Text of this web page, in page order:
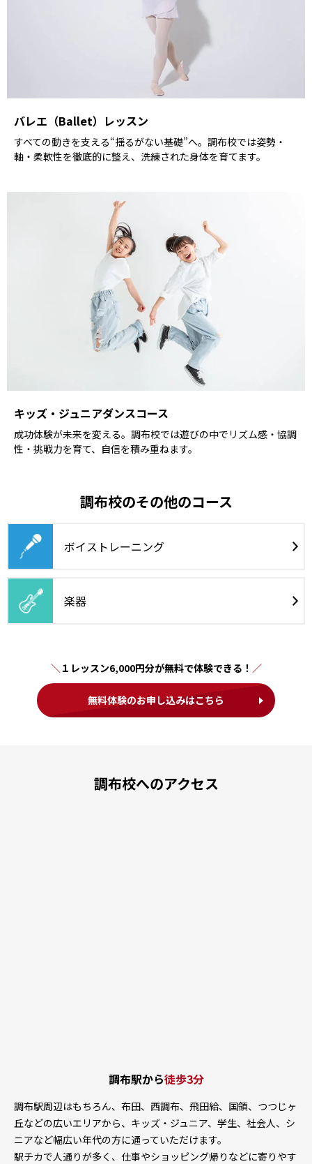
バレエ（Ballet）レッスン
すべての動きを支える“揺るがない基礎”へ。調布校では姿勢・
軸・柔軟性を徹底的に整え、洗練された身体を育てます。
キッズ・ジュニアダンスコース
成功体験が未来を変える。調布校では遊びの中でリズム感・協調
性・挑戦力を育て、自信を積み重ねます。
調布校のその他のコース
ボイストレーニング
楽器
１レッスン6,000円分が無料で体験できる！
無料体験のお申し込みはこちら
調布校へのアクセス
調布駅から徒歩3分
調布駅周辺はもちろん、布田、西調布、飛田給、国領、つつじヶ
丘などの広いエリアから、キッズ・ジュニア、学生、社会人、シ
ニアなど幅広い年代の方に通っていただけます。
駅チカで人通りが多く、仕事やショッピング帰りなどに寄りやす